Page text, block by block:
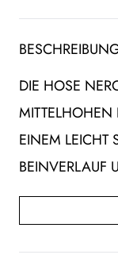
DIE HOSE
MITTELHOHEN
EINEM LEICHT
BEINVERLAUF